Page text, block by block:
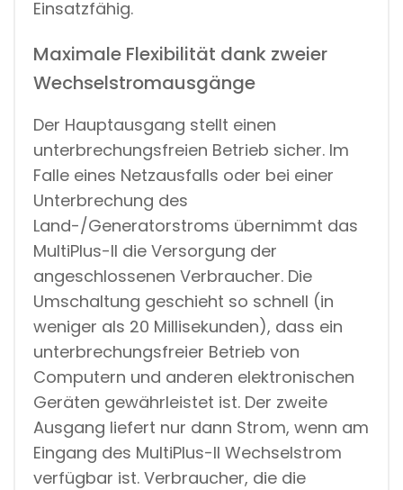
Einsatzfähig.
Maximale Flexibilität dank zweier
Wechselstromausgänge
Der Hauptausgang stellt einen
unterbrechungsfreien Betrieb sicher. Im
Falle eines Netzausfalls oder bei einer
Unterbrechung des
Land-/Generatorstroms übernimmt das
MultiPlus-II die Versorgung der
angeschlossenen Verbraucher. Die
Umschaltung geschieht so schnell (in
weniger als 20 Millisekunden), dass ein
unterbrechungsfreier Betrieb von
Computern und anderen elektronischen
Geräten gewährleistet ist. Der zweite
Ausgang liefert nur dann Strom, wenn am
Eingang des MultiPlus-II Wechselstrom
verfügbar ist. Verbraucher, die die